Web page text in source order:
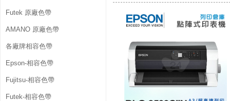
Futek 原廠色帶
AMANO 原廠色帶
各廠牌相容色帶
Epson-相容色帶
Fujitsu-相容色帶
Futek-相容色帶